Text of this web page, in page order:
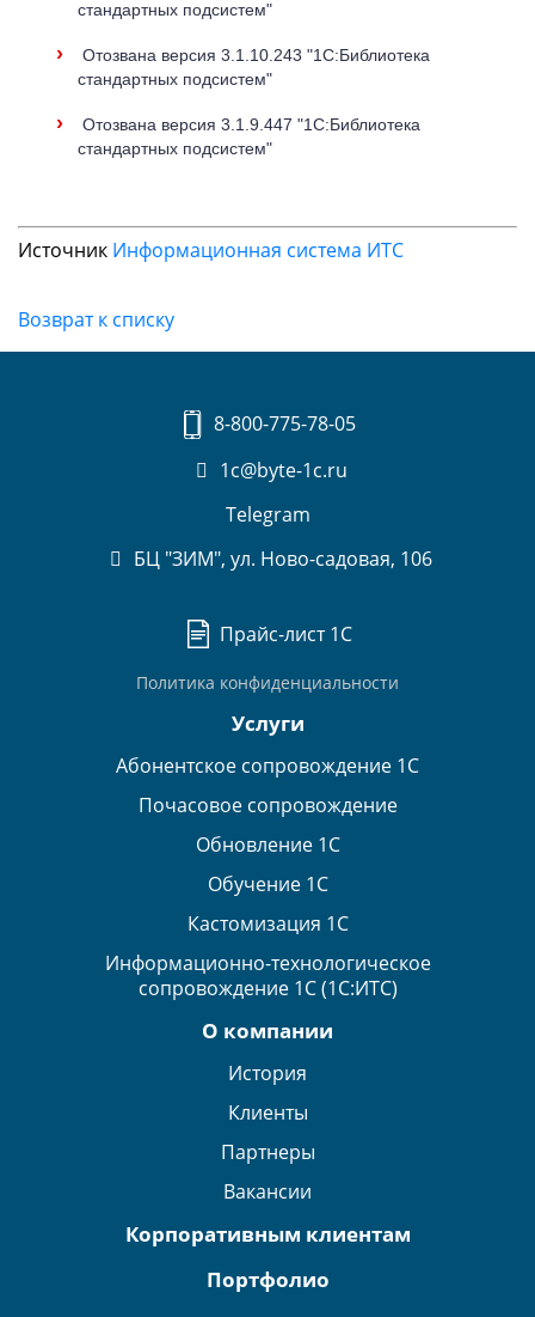
стандартных подсистем"
›
Отозвана версия 3.1.10.243 "1С:Библиотека
стандартных подсистем"
›
Отозвана версия 3.1.9.447 "1С:Библиотека
стандартных подсистем"
Источник Информационная система ИТС
Возврат к списку
8-800-775-78-05
1c@byte-1c.ru
Telegram
БЦ "ЗИМ", ул. Ново-садовая, 106
Прайс-лист 1С
Политика конфиденциальности
Услуги
Абонентское сопровождение 1С
Почасовое сопровождение
Обновление 1С
Обучение 1С
Кастомизация 1С
Информационно-технологическое
сопровождение 1С (1С:ИТС)
О компании
История
Клиенты
Партнеры
Вакансии
Корпоративным клиентам
Портфолио